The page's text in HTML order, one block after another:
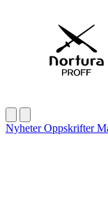
NyheterOppskrifter